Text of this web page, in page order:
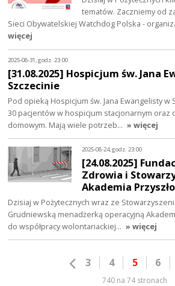
tematów. Zaczniemy od
Sieci Obywatelskiej Watchdog Polska -
więcej
2025-08-31, godz. 23:00
[31.08.2025] Hospicjum św. Jana
Szczecinie
Pod opieką Hospicjum św. Jana Ewangelisty
30 pacjentów w hospicjum stacjonarnym oraz
domowym. Mają wiele potrzeb… » więcej
2025-08-24, godz. 23:00
[24.08.2025]
Zdrowia i
Akademia
Dzisiaj w Pożytecznych wraz ze
Grudniewską menadżerką operacyjną
do współpracy wolontariackiej… » więcej
3 4 5 6
740 na 74 stronach